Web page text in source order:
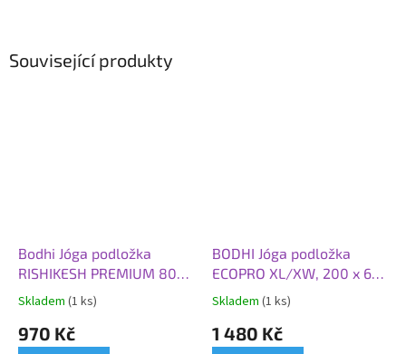
Související produkty
Bodhi Jóga podložka
RISHIKESH PREMIUM 80
XL, 200x80x0,45 cm,
divoká borůvka
Skladem (1 ks)
970 Kč
BODHI Jóga podložka
ECOPRO XL/XW, 200 x 66
x 0,4 cm, šedá tmavá
Skladem (1 ks)
1 480 Kč